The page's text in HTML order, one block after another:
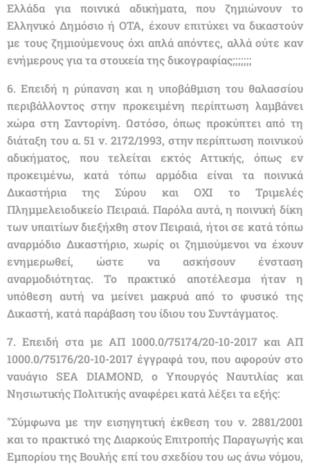
Ελλάδα για ποινικά αδικήματα, που ζημιώνουν το
Ελληνικό Δημόσιο ή ΟΤΑ, έχουν επιτύχει να δικαστούν
με τους ζημιούμενους όχι απλά απόντες, αλλά ούτε καν
ενήμερους για τα στοιχεία της δικογραφίας;;;;;;;
6. Επειδή η ρύπανση και η υποβάθμιση του θαλασσίου
περιβάλλοντος στην προκειμένη περίπτωση λαμβάνει
χώρα στη Σαντορίνη. Ωστόσο, όπως προκύπτει από τη
διάταξη του α. 51 ν. 2172/1993, στην περίπτωση ποινικού
αδικήματος, που τελείται εκτός Αττικής, όπως εν
προκειμένω, κατά τόπω αρμόδια είναι τα ποινικά
Δικαστήρια της Σύρου και ΟΧΙ το Τριμελές
Πλημμελειοδικείο Πειραιά. Παρόλα αυτά, η ποινική δίκη
των υπαιτίων διεξήχθη στον Πειραιά, ήτοι σε κατά τόπω
αναρμόδιο Δικαστήριο, χωρίς οι ζημιούμενοι να έχουν
ενημερωθεί, ώστε να ασκήσουν ένσταση
αναρμοδιότητας. Το πρακτικό αποτέλεσμα ήταν η
υπόθεση αυτή να μείνει μακρυά από το φυσικό της
Δικαστή, κατά παράβαση του ίδιου του Συντάγματος.
7. Επειδή στα με ΑΠ 1000.0/75174/20-10-2017 και ΑΠ
1000.0/75176/20-10-2017 έγγραφά του, που αφορούν στο
ναυάγιο SEA DIAMOND, ο Υπουργός Ναυτιλίας και
Νησιωτικής Πολιτικής αναφέρει κατά λέξει τα εξής:
"Σύμφωνα με την εισηγητική έκθεση του ν. 2881/2001
και το πρακτικό της Διαρκούς Επιτροπής Παραγωγής και
Εμπορίου της Βουλής επί του σχεδίου του ως άνω νόμου,